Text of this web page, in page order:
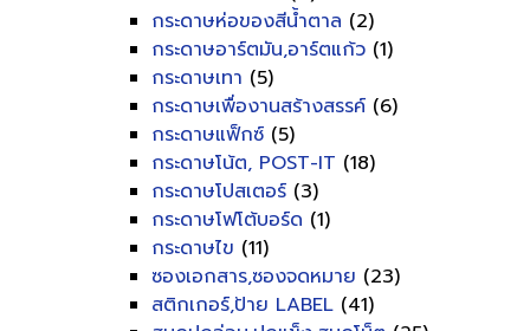
กระดาษห่อของสีน้ำตาล (2)
กระดาษอาร์ตมัน,อาร์ตแก้ว (1)
กระดาษเทา (5)
กระดาษเพื่องานสร้างสรรค์ (6)
กระดาษแฟ็กซ์ (5)
กระดาษโน้ต, POST-IT (18)
กระดาษโปสเตอร์ (3)
กระดาษโฟโต้บอร์ด (1)
กระดาษไข (11)
ซองเอกสาร,ซองจดหมาย (23)
สติกเกอร์,ป้าย LABEL (41)